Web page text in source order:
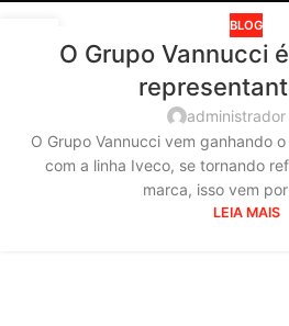
BLOG
O Grupo Vannucci
administrador
O Grupo Vannucci vem ganhando
com a linha Iveco, se tornando
marca, isso vem
LEIA MAIS